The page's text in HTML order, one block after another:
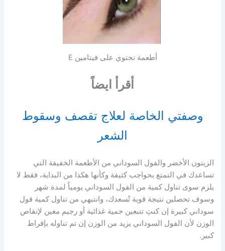
أطعمة تحتوي على فيتامين E
أقرأ ايضاً
وصفتي الخاصة لعلاج تقصف وسقوط
الشعر
الزيتون الأخضر والفول السوداني من الأطعمة الخفيفة التي
تساعدك في التمتع بحواجب كثيفة وكأنها هكذا من البداية، فقط لا
يلزم سوى تناول كمية من الفول السوداني يومياً لمدة شهر
وسوف تحصلين نتيجة قوية تُسعدك، وانتبهي من تناول كمية فول
سوداني كبيرة إن كنتِ تتبعين حمية غذائية أو رجيم معين لإنقاص
الوزن لأن الفول السوداني يزيد من الوزن إن تم تناوله بإفراط
كبير.